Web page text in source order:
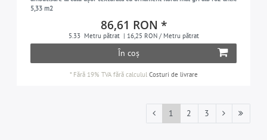
5,33 m2
86,61 RON *
5.33 Metru pătrat | 16,25 RON / Metru pătrat
În coș
* Fără 19% TVAfără calculul Costuri de livrare
1 2 3